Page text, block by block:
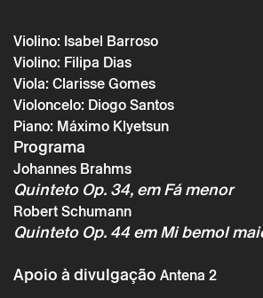
Violino: Isabel Barroso
Violino: Filipa Dias
Viola: Clarisse Gomes
Violoncelo: Diogo Santos
Piano: Máximo Klyetsun
Programa
Johannes Brahms
Quinteto Op. 34, em Fá menor
Robert Schumann
Quinteto Op. 44 em Mi bemol
Apoio à divulgação Antena 2